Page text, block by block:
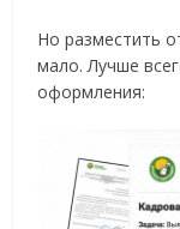
Но разместить
мало. Лучше
оформления: